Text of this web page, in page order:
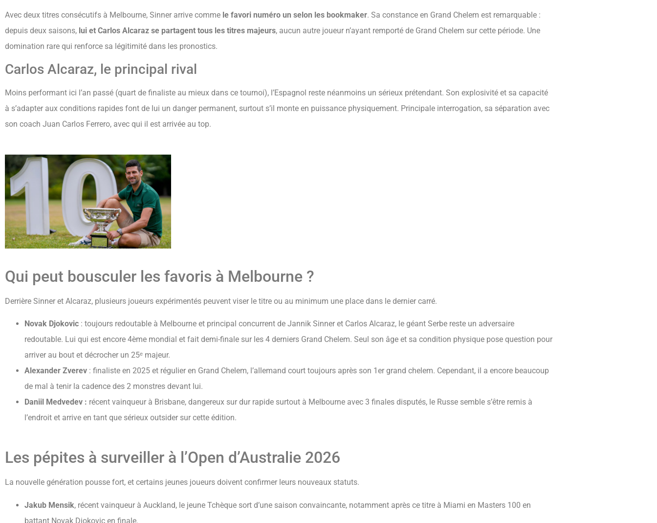
Avec deux titres consécutifs à Melbourne, Sinner arrive comme le favori numéro un selon les bookmaker. Sa constance en Grand Chelem est remarquable :
depuis deux saisons, lui et Carlos Alcaraz se partagent tous les titres majeurs, aucun autre joueur n’ayant remporté de Grand Chelem sur cette période. Une
domination rare qui renforce sa légitimité dans les pronostics.
Carlos Alcaraz, le principal rival
Moins performant ici l’an passé (quart de finaliste au mieux dans ce tournoi), l’Espagnol reste néanmoins un sérieux prétendant. Son explosivité et sa capacité
à s’adapter aux conditions rapides font de lui un danger permanent, surtout s’il monte en puissance physiquement. Principale interrogation, sa séparation avec
son coach Juan Carlos Ferrero, avec qui il est arrivée au top.
Qui peut bousculer les favoris à Melbourne ?
Derrière Sinner et Alcaraz, plusieurs joueurs expérimentés peuvent viser le titre ou au minimum une place dans le dernier carré.
Novak Djokovic : toujours redoutable à Melbourne et principal concurrent de Jannik Sinner et Carlos Alcaraz, le géant Serbe reste un adversaire
redoutable. Lui qui est encore 4ème mondial et fait demi-finale sur les 4 derniers Grand Chelem. Seul son âge et sa condition physique pose question pour
arriver au bout et décrocher un 25ᵉ majeur.
Alexander Zverev : finaliste en 2025 et régulier en Grand Chelem, l’allemand court toujours après son 1er grand chelem. Cependant, il a encore beaucoup
de mal à tenir la cadence des 2 monstres devant lui.
Daniil Medvedev : récent vainqueur à Brisbane, dangereux sur dur rapide surtout à Melbourne avec 3 finales disputés, le Russe semble s’être remis à
l’endroit et arrive en tant que sérieux outsider sur cette édition.
Les pépites à surveiller à l’Open d’Australie 2026
La nouvelle génération pousse fort, et certains jeunes joueurs doivent confirmer leurs nouveaux statuts.
Jakub Mensik, récent vainqueur à Auckland, le jeune Tchèque sort d’une saison convaincante, notamment après ce titre à Miami en Masters 100 en
battant Novak Djokovic en finale.